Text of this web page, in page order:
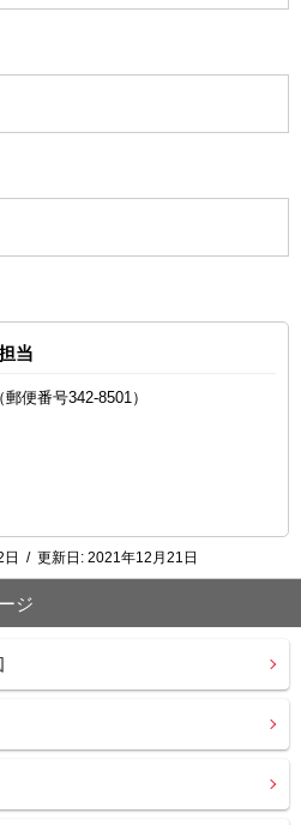
当
便番号342-8501）
/ 更新日: 2021年12月21日
ジ